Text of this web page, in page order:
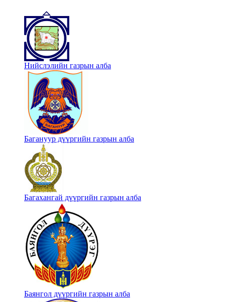
Нийслэлийн газрын алба
Багануур дүүргийн газрын алба
Багахангай дүүргийн газрын алба
Баянгол дүүргийн газрын алба